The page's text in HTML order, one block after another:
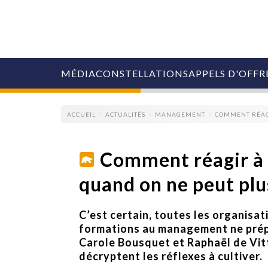
MÉDIA
COLLECTIVITÉS
MARQUES
AGENCES
RETAIL
MÉDIAS
MANAGEMENT
ÉVÉNEMENTIELS
CONSTELLATIONSAPPELS
ACCUEIL ACTUALITÉS MANAGEMENT COMMENT
Comment réagir
quand on ne peut
C’est certain, toutes les
formations au management ne
Carole Bousquet et Raphaël de
décryptent les réflexes à cultiver.